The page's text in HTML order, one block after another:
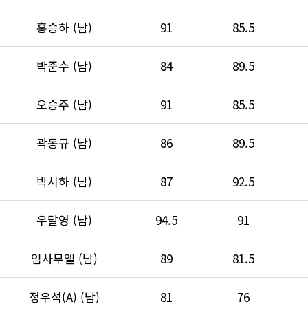
홍승하 (남) 91 85.5
박준수 (남) 84 89.5
오승주 (남) 91 85.5
곽동규 (남) 86 89.5
박시하 (남) 87 92.5
우달영 (남) 94.5 91
임사무엘 (남) 89 81.5
정우석(A) (남) 81 76